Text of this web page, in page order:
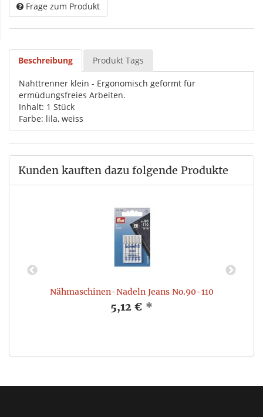
Frage zum Produkt
Beschreibung Produkt Tags
Nahttrenner klein - Ergonomisch geformt für
ermüdungsfreies Arbeiten.
Inhalt: 1 Stück
Farbe: lila, weiss
Kunden kauften dazu folgende Produkte
Nähmaschinen-Nadeln Jeans No.90-110
5,12 € *